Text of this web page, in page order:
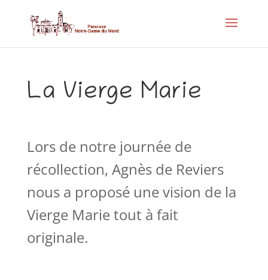
La Vierge Marie
Lors de notre journée de
récollection, Agnès de Reviers
nous a proposé une vision de la
Vierge Marie tout à fait
originale.